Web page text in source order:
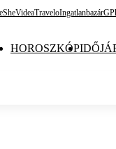
SheVideaTraveloIngatlanbazár
HOROSZKÓP